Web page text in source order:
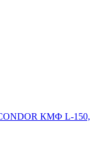
КМФ L-150,